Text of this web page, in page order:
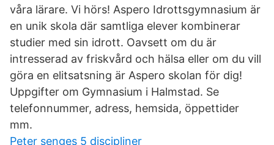
våra lärare. Vi hörs! Aspero Idrottsgymnasium är
en unik skola där samtliga elever kombinerar
studier med sin idrott. Oavsett om du är
intresserad av friskvård och hälsa eller om du vill
göra en elitsatsning är Aspero skolan för dig!
Uppgifter om Gymnasium i Halmstad. Se
telefonnummer, adress, hemsida, öppettider
mm.
Peter senges 5 discipliner